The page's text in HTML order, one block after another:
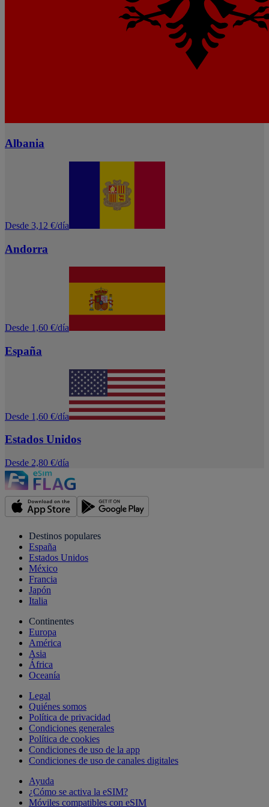
Albania
Desde 3,12 €/día
Andorra
Desde 1,60 €/día
España
Desde 1,60 €/día
Estados Unidos
Desde 2,80 €/día
Destinos populares
España
Estados Unidos
México
Francia
Japón
Italia
Continentes
Europa
América
Asia
África
Oceanía
Legal
Quiénes somos
Política de privacidad
Condiciones generales
Política de cookies
Condiciones de uso de la app
Condiciones de uso de canales digitales
Ayuda
¿Cómo se activa la eSIM?
Móviles compatibles con eSIM